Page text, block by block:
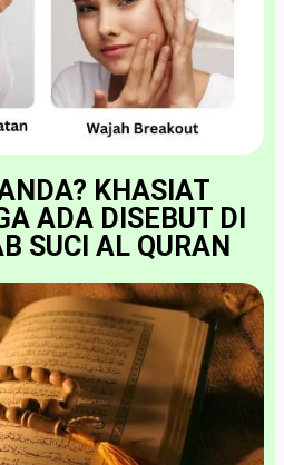
KHASIAT
ADA DISEBUT DI
SUCI AL QURAN